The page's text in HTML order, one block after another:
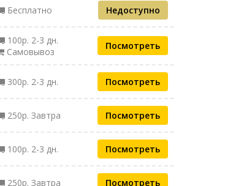
Бесплатно Недоступно
100р. 2-3 дн.
Самовывоз
Посмотреть
300р. 2-3 дн. Посмотреть
250р. Завтра Посмотреть
100р. 2-3 дн. Посмотреть
250р. Завтра Посмотреть